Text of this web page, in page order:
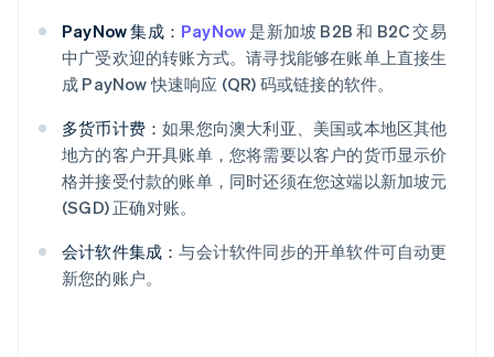
PayNow 集成： PayNow 是新加坡 B2B 和 B2C 交易
中广受欢迎的转账方式。请寻找能够在账单上直接生
成 PayNow 快速响应 (QR) 码或链接的软件。
多货币计费：如果您向澳大利亚、美国或本地区其他
地方的客户开具账单，您将需要以客户的货币显示价
格并接受付款的账单，同时还须在您这端以新加坡元
(SGD) 正确对账。
会计软件集成：与会计软件同步的开单软件可自动更
新您的账户。